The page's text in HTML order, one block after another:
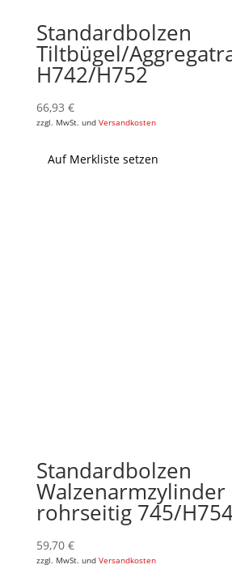
Standardbolzen
Tiltbügel/
H742/H752
66,93 €
zzgl. MwSt. und Versandkosten
Auf Merkliste setzen
Standardbolzen
Walzenarmzylinder
rohrseitig 745/
59,70 €
zzgl. MwSt. und Versandkosten